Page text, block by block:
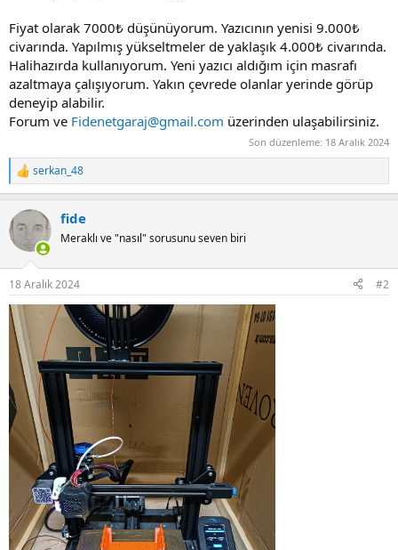
Fiyat olarak 7000₺ düşünüyorum. Yazıcının yenisi 9.000₺
civarında. Yapılmış yükseltmeler de yaklaşık 4.000₺ civarında.
Halihazırda kullanıyorum. Yeni yazıcı aldığım için masrafı
azaltmaya çalışıyorum. Yakın çevrede olanlar yerinde görüp
deneyip alabilir.
Forum ve Fidenetgaraj@gmail.com üzerinden ulaşabilirsiniz.
Son düzenleme: 18 Aralık 2024
R
e
c
t
i
s
:
serkan_48
fide
Meraklı ve "nasıl" sorusunu seven biri
18 Aralık 2024 #2